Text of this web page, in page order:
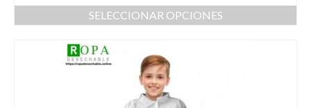
SELECCIONAR OPCIONES
tiene
múltiples
variantes.
Las